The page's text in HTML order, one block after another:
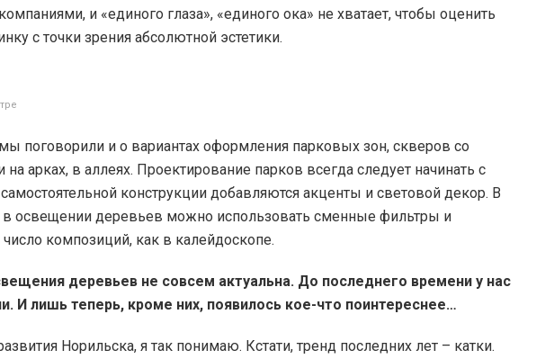
и «единого глаза», «единого ока» не хватает, чтобы оценить
с точки зрения абсолютной эстетики.
поговорили и о вариантах оформления парковых зон, скверов со
арках, в аллеях. Проектирование парков всегда следует начинать с
конструкции добавляются акценты и световой декор. В
освещении деревьев можно использовать сменные фильтры и
композиций, как в калейдоскопе.
деревьев не совсем актуальна. До последнего времени у нас
И лишь теперь, кроме них, появилось кое-что поинтереснее…
Норильска, я так понимаю. Кстати, тренд последних лет – катки.